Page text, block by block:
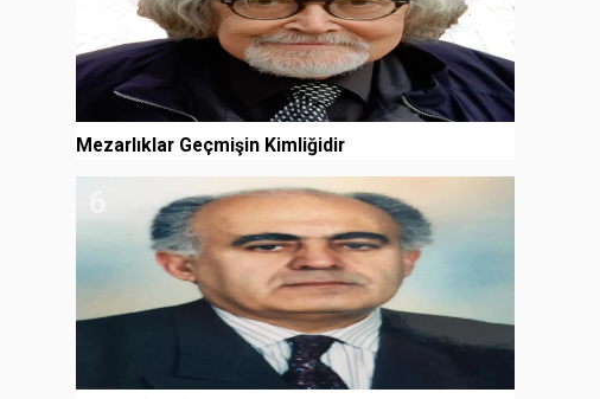
Mezarlıklar Geçmişin Kimliğidir